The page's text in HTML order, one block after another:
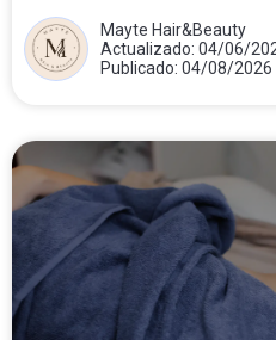
Mayte Hair&Beauty
Actualizado: 04/06/
Publicado: 04/08/2026